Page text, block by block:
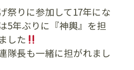
祭りに参加して17年にな
5年ぶりに『神輿』を担
した
隊長も一緒に担がれまし